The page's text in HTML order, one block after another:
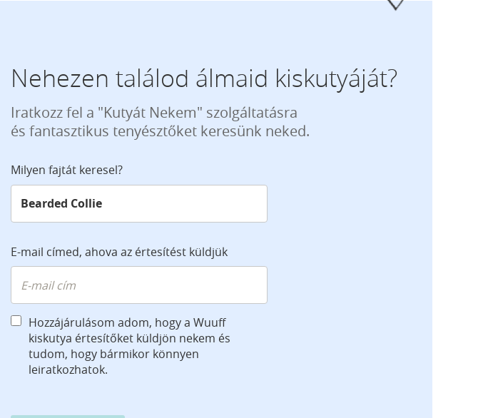
Nehezen találod álmaid kiskutyáját?
Iratkozz fel a "Kutyát Nekem" szolgáltatásra
és fantasztikus tenyésztőket keresünk neked.
Milyen fajtát keresel?
E-mail címed, ahova az értesítést küldjük
Hozzájárulásom adom, hogy a Wuuff
kiskutya értesítőket küldjön nekem és
tudom, hogy bármikor könnyen
leiratkozhatok.